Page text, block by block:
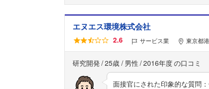
エヌエス環境株式会社
2.6 サービス業 東京都
研究開発 25歳 男性 2016年度
面接官にされた印象的な質問